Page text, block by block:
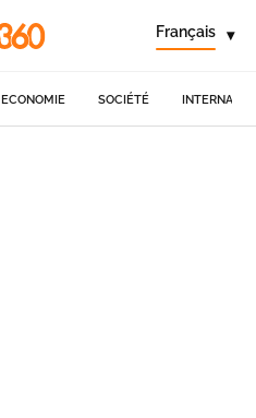
Français ▾
ECONOMIE SOCIÉTÉ